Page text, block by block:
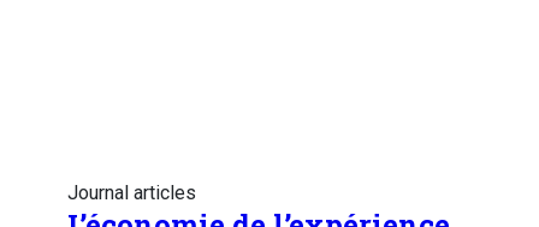
Journal articles